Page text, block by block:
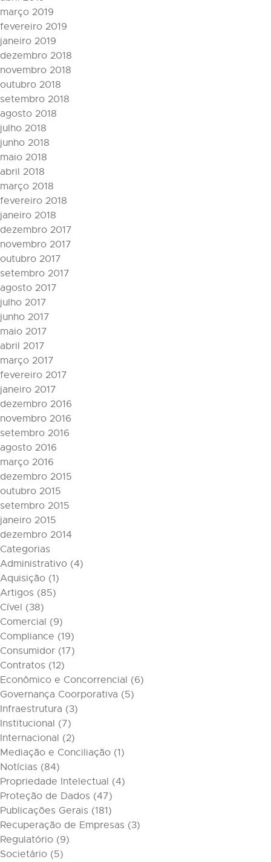
março 2019
fevereiro 2019
janeiro 2019
dezembro 2018
novembro 2018
outubro 2018
setembro 2018
agosto 2018
julho 2018
junho 2018
maio 2018
abril 2018
março 2018
fevereiro 2018
janeiro 2018
dezembro 2017
novembro 2017
outubro 2017
setembro 2017
agosto 2017
julho 2017
junho 2017
maio 2017
abril 2017
março 2017
fevereiro 2017
janeiro 2017
dezembro 2016
novembro 2016
setembro 2016
agosto 2016
março 2016
dezembro 2015
outubro 2015
setembro 2015
janeiro 2015
dezembro 2014
Categorias
Administrativo (4)
Aquisição (1)
Artigos (85)
Cível (38)
Comercial (9)
Compliance (19)
Consumidor (17)
Contratos (12)
Econômico e Concorrencial (6)
Governança Coorporativa (5)
Infraestrutura (3)
Institucional (7)
Internacional (2)
Mediação e Conciliação (1)
Notícias (84)
Propriedade Intelectual (4)
Proteção de Dados (47)
Publicações Gerais (181)
Recuperação de Empresas (3)
Regulatório (9)
Societário (5)